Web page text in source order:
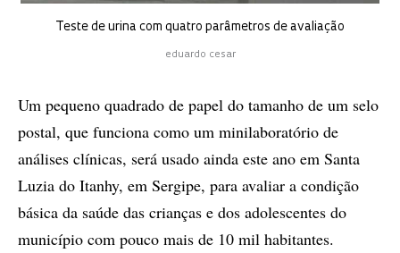
Teste de urina com quatro parâmetros de avaliação
eduardo cesar
Um pequeno quadrado de papel do tamanho de um selo
postal, que funciona como um minilaboratório de
análises clínicas, será usado ainda este ano em Santa
Luzia do Itanhy, em Sergipe, para avaliar a condição
básica da saúde das crianças e dos adolescentes do
município com pouco mais de 10 mil habitantes.